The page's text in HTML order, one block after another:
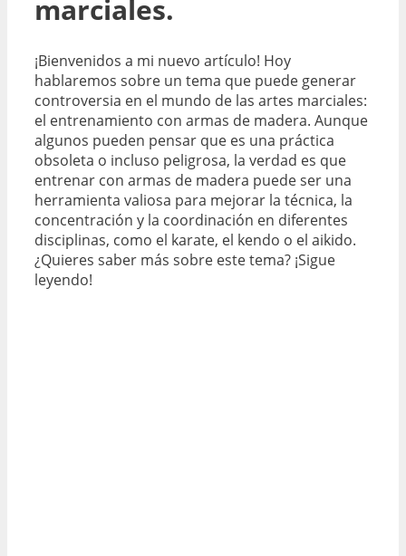
marciales.
¡Bienvenidos a mi nuevo artículo! Hoy
hablaremos sobre un tema que puede generar
controversia en el mundo de las artes marciales:
el entrenamiento con armas de madera. Aunque
algunos pueden pensar que es una práctica
obsoleta o incluso peligrosa, la verdad es que
entrenar con armas de madera puede ser una
herramienta valiosa para mejorar la técnica, la
concentración y la coordinación en diferentes
disciplinas, como el karate, el kendo o el aikido.
¿Quieres saber más sobre este tema? ¡Sigue
leyendo!